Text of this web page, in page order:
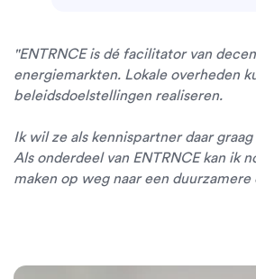
"ENTRNCE is dé facilitator van
energiemarkten. Lokale overheden
beleidsdoelstellingen realiseren.
Ik wil ze als kennispartner daar
Als onderdeel van ENTRNCE kan ik
maken op weg naar een